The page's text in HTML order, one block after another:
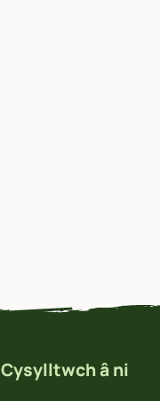
Cysylltwch â ni